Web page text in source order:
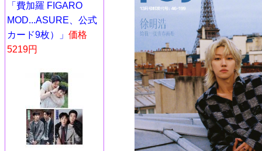
「費加羅 FIGARO
MOD...ASURE、公式
カード9枚）」 価格
5219円